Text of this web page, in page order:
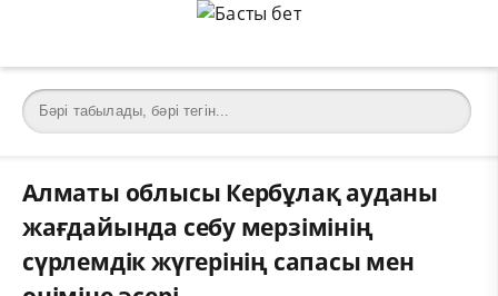
Алматы облысы Кербұлақ ауданы
жағдайында себу мерзімінің
сүрлемдік жүгерінің сапасы мен